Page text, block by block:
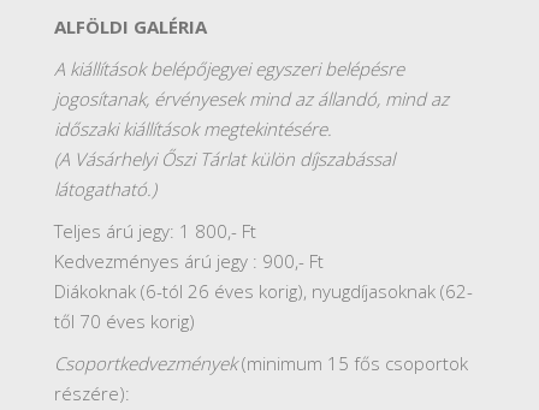
ALFÖLDI GALÉRIA
A kiállítások belépőjegyei egyszeri belépésre
jogosítanak, érvényesek mind az állandó, mind az
időszaki kiállítások megtekintésére.
(A Vásárhelyi Őszi Tárlat külön díjszabással
látogatható.)
Teljes árú jegy: 1 800,- Ft
Kedvezményes árú jegy : 900,- Ft
Diákoknak (6-tól 26 éves korig), nyugdíjasoknak (62-
től 70 éves korig)
Csoportkedvezmények(minimum 15 fős csoportok
részére):